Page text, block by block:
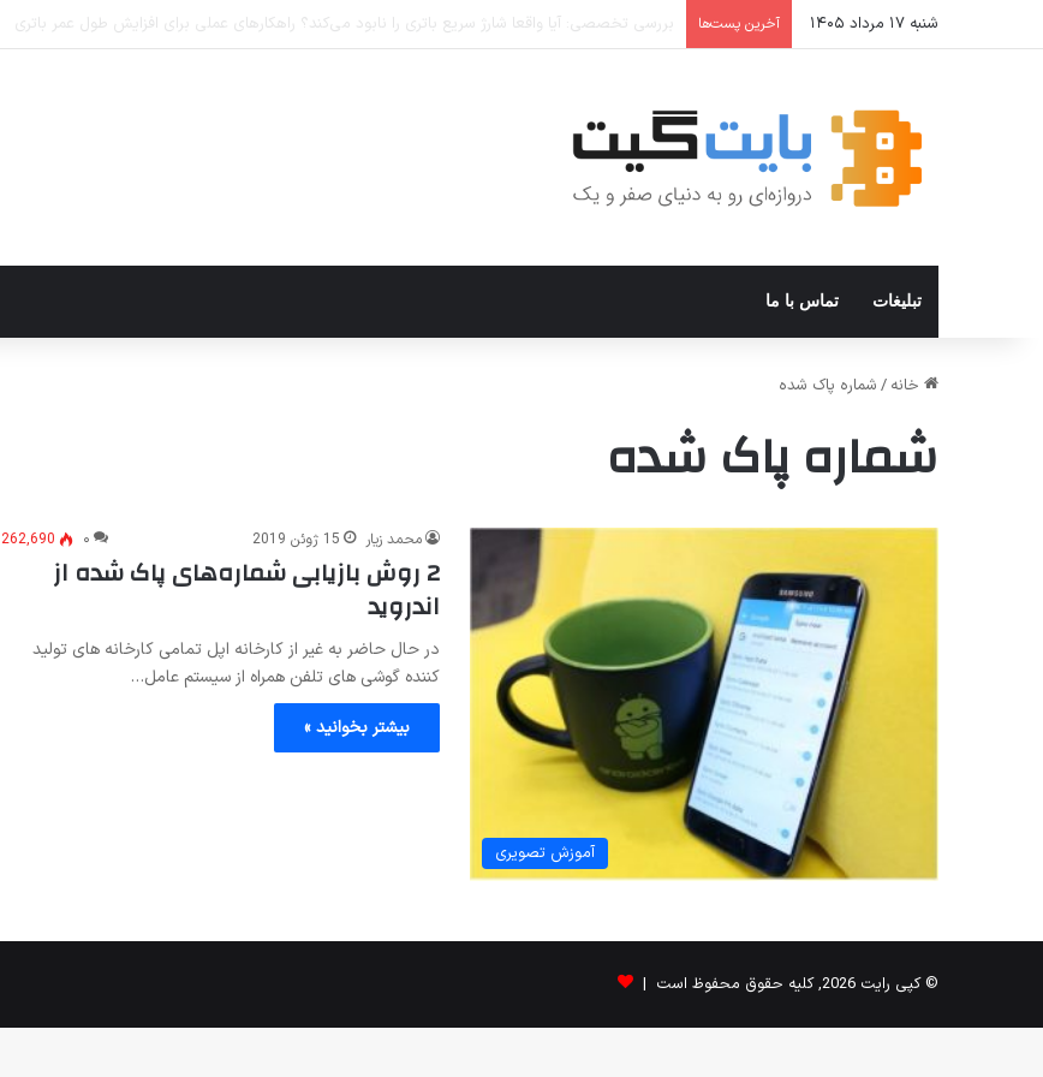
شنبه ۱۷ مرداد ۱۴۰۵ آخرین پست‌ها نحوه افزودن و استفاده از Private DNS در ویندوز ۱۱
تبلیغات تماس با ما
خانه / شماره پاک شده
شماره پاک شده
آموزش تصویری
محمد زیار 15 ژوئن 2019 ۰ 262,690
2 روش بازیابی شماره‌های پاک شده از
اندروید
در حال حاضر به غیر از کارخانه اپل تمامی کارخانه های تولید
کننده گوشی های تلفن همراه از سیستم عامل…
بیشتر بخوانید »
© کپی رایت 2026, کلیه حقوق محفوظ است |